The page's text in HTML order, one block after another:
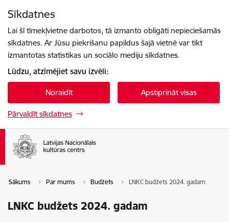
Sīkdatnes
Lai šī tīmekļvietne darbotos, tā izmanto obligāti nepieciešamās
sīkdatnes. Ar Jūsu piekrišanu papildus šajā vietnē var tikt
izmantotas statistikas un sociālo mediju sīkdatnes.
Lūdzu, atzīmējiet savu izvēli:
Noraidīt Apstiprināt visas
Pārvaldīt sīkdatnes
Sākums Par mums Budžets LNKC budžets 2024. gadam
LNKC budžets 2024. gadam